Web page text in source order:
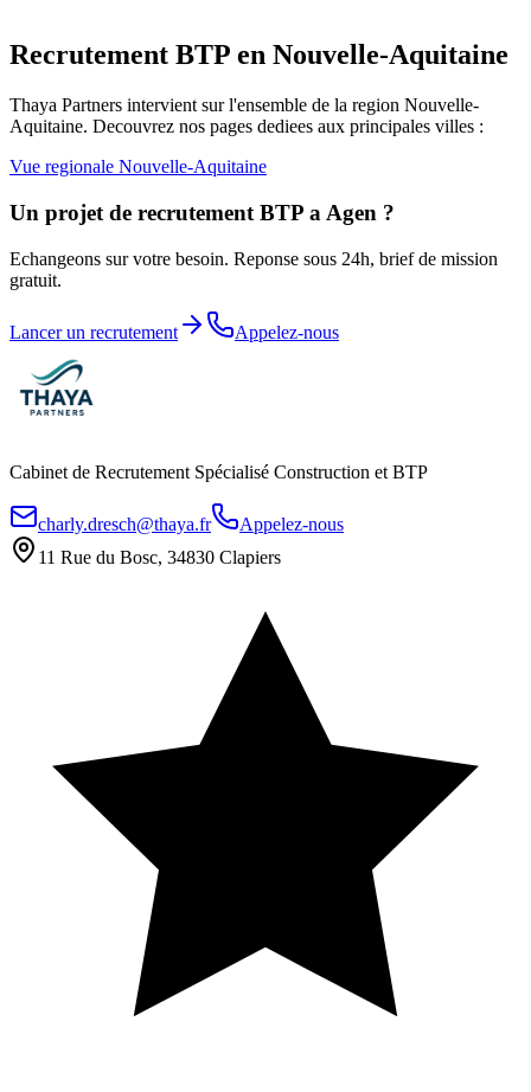
Recrutement BTP en Nouvelle-Aquitaine
Thaya Partners intervient sur l'ensemble de la region Nouvelle-
Aquitaine. Decouvrez nos pages dediees aux principales villes :
Vue regionale Nouvelle-Aquitaine
Un projet de recrutement BTP a Agen ?
Echangeons sur votre besoin. Reponse sous 24h, brief de mission
gratuit.
Lancer un recrutement Appelez-nous
Cabinet de Recrutement Spécialisé Construction et BTP
charly.dresch@thaya.fr
Appelez-nous
11 Rue du Bosc, 34830 Clapiers